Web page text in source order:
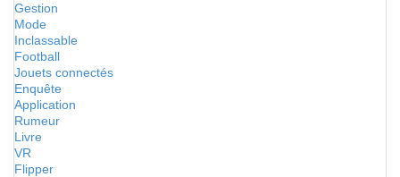
Gestion
Mode
Inclassable
Football
Jouets connectés
Enquête
Application
Rumeur
Livre
VR
Flipper